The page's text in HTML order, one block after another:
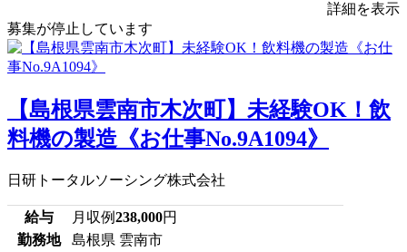
詳細を表示
募集が停止しています
【島根県雲南市木次町】未経験OK！飲
料機の製造《お仕事No.9A1094》
日研トータルソーシング株式会社
給与 月収例238,000円
勤務地
島根県 雲南市